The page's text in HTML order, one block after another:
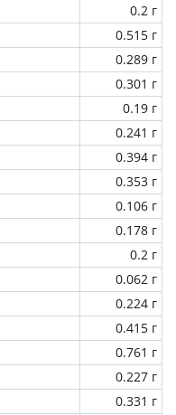
0.2 г
0.515 г
0.289 г
0.301 г
0.19 г
0.241 г
0.394 г
0.353 г
0.106 г
0.178 г
0.2 г
0.062 г
0.224 г
0.415 г
0.761 г
0.227 г
0.331 г